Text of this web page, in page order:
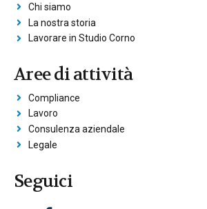
Chi siamo
La nostra storia
Lavorare in Studio Corno
Aree di attività
Compliance
Lavoro
Consulenza aziendale
Legale
Seguici